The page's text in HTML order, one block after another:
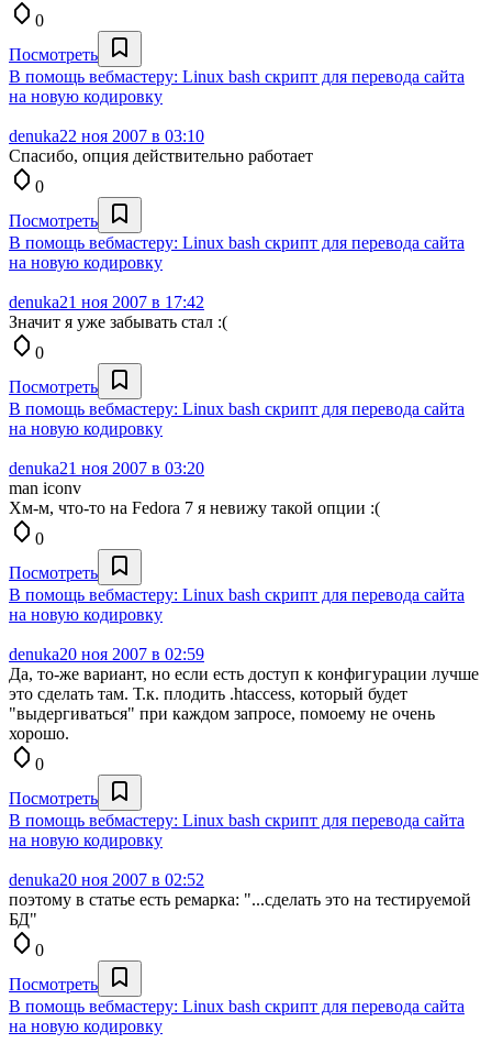
0
Посмотреть
В помощь вебмастеру: Linux bash скрипт для перевода сайта
на новую кодировку
denuka22 ноя 2007 в 03:10
Спасибо, опция действительно работает
0
Посмотреть
В помощь вебмастеру: Linux bash скрипт для перевода сайта
на новую кодировку
denuka21 ноя 2007 в 17:42
Значит я уже забывать стал :(
0
Посмотреть
В помощь вебмастеру: Linux bash скрипт для перевода сайта
на новую кодировку
denuka21 ноя 2007 в 03:20
man iconv
Хм-м, что-то на Fedora 7 я невижу такой опции :(
0
Посмотреть
В помощь вебмастеру: Linux bash скрипт для перевода сайта
на новую кодировку
denuka20 ноя 2007 в 02:59
Да, то-же вариант, но если есть доступ к конфигурации лучше
это сделать там. Т.к. плодить .htaccess, который будет
"выдергиваться" при каждом запросе, помоему не очень
хорошо.
0
Посмотреть
В помощь вебмастеру: Linux bash скрипт для перевода сайта
на новую кодировку
denuka20 ноя 2007 в 02:52
поэтому в статье есть ремарка: "...сделать это на тестируемой
БД"
0
Посмотреть
В помощь вебмастеру: Linux bash скрипт для перевода сайта
на новую кодировку